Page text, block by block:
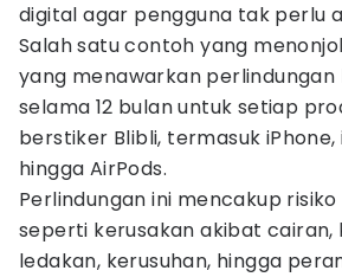
digital agar pengguna tak perlu
Salah satu contoh yang
yang menawarkan
selama 12 bulan untuk setiap
berstiker Blibli, termasuk iPhone,
hingga AirPods.
Perlindungan ini mencakup
seperti kerusakan akibat cairan,
ledakan, kerusuhan, hingga